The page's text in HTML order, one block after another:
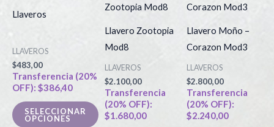
Llaveros
LLAVEROS
$483,00
Transferencia (20%
OFF): $386,40
SELECCIONAR
OPCIONES
producto
Las
opciones
se
pueden
Llavero Zootopia
Mod8
LLAVEROS
$2.100,00
Transferencia
(20% OFF):
$1.680,00
Llavero Moño –
Corazon Mod3
LLAVEROS
$2.800,00
Transferencia
(20% OFF):
$2.240,00